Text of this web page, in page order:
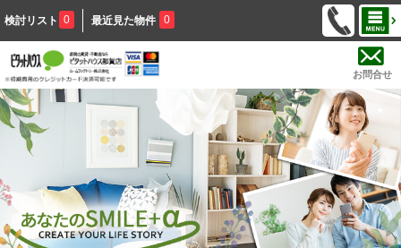
検討リスト 0 最近見た物件 0
お問合せ